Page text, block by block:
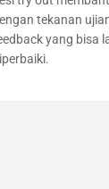
tekanan
yang bisa